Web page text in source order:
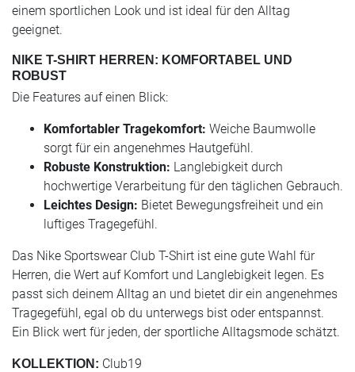
einem sportlichen Look und ist ideal für den Alltag
geeignet.
NIKE T-SHIRT HERREN: KOMFORTABEL UND
ROBUST
Die Features auf einen Blick:
Komfortabler Tragekomfort: Weiche Baumwolle
sorgt für ein angenehmes Hautgefühl.
Robuste Konstruktion: Langlebigkeit durch
hochwertige Verarbeitung für den täglichen Gebrauch.
Leichtes Design: Bietet Bewegungsfreiheit und ein
luftiges Tragegefühl.
Das Nike Sportswear Club T-Shirt ist eine gute Wahl für
Herren, die Wert auf Komfort und Langlebigkeit legen. Es
passt sich deinem Alltag an und bietet dir ein angenehmes
Tragegefühl, egal ob du unterwegs bist oder entspannst.
Ein Blick wert für jeden, der sportliche Alltagsmode schätzt.
KOLLEKTION: Club19